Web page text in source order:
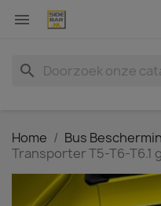

search
Home Bus
Transporter T5-T6-T6.1